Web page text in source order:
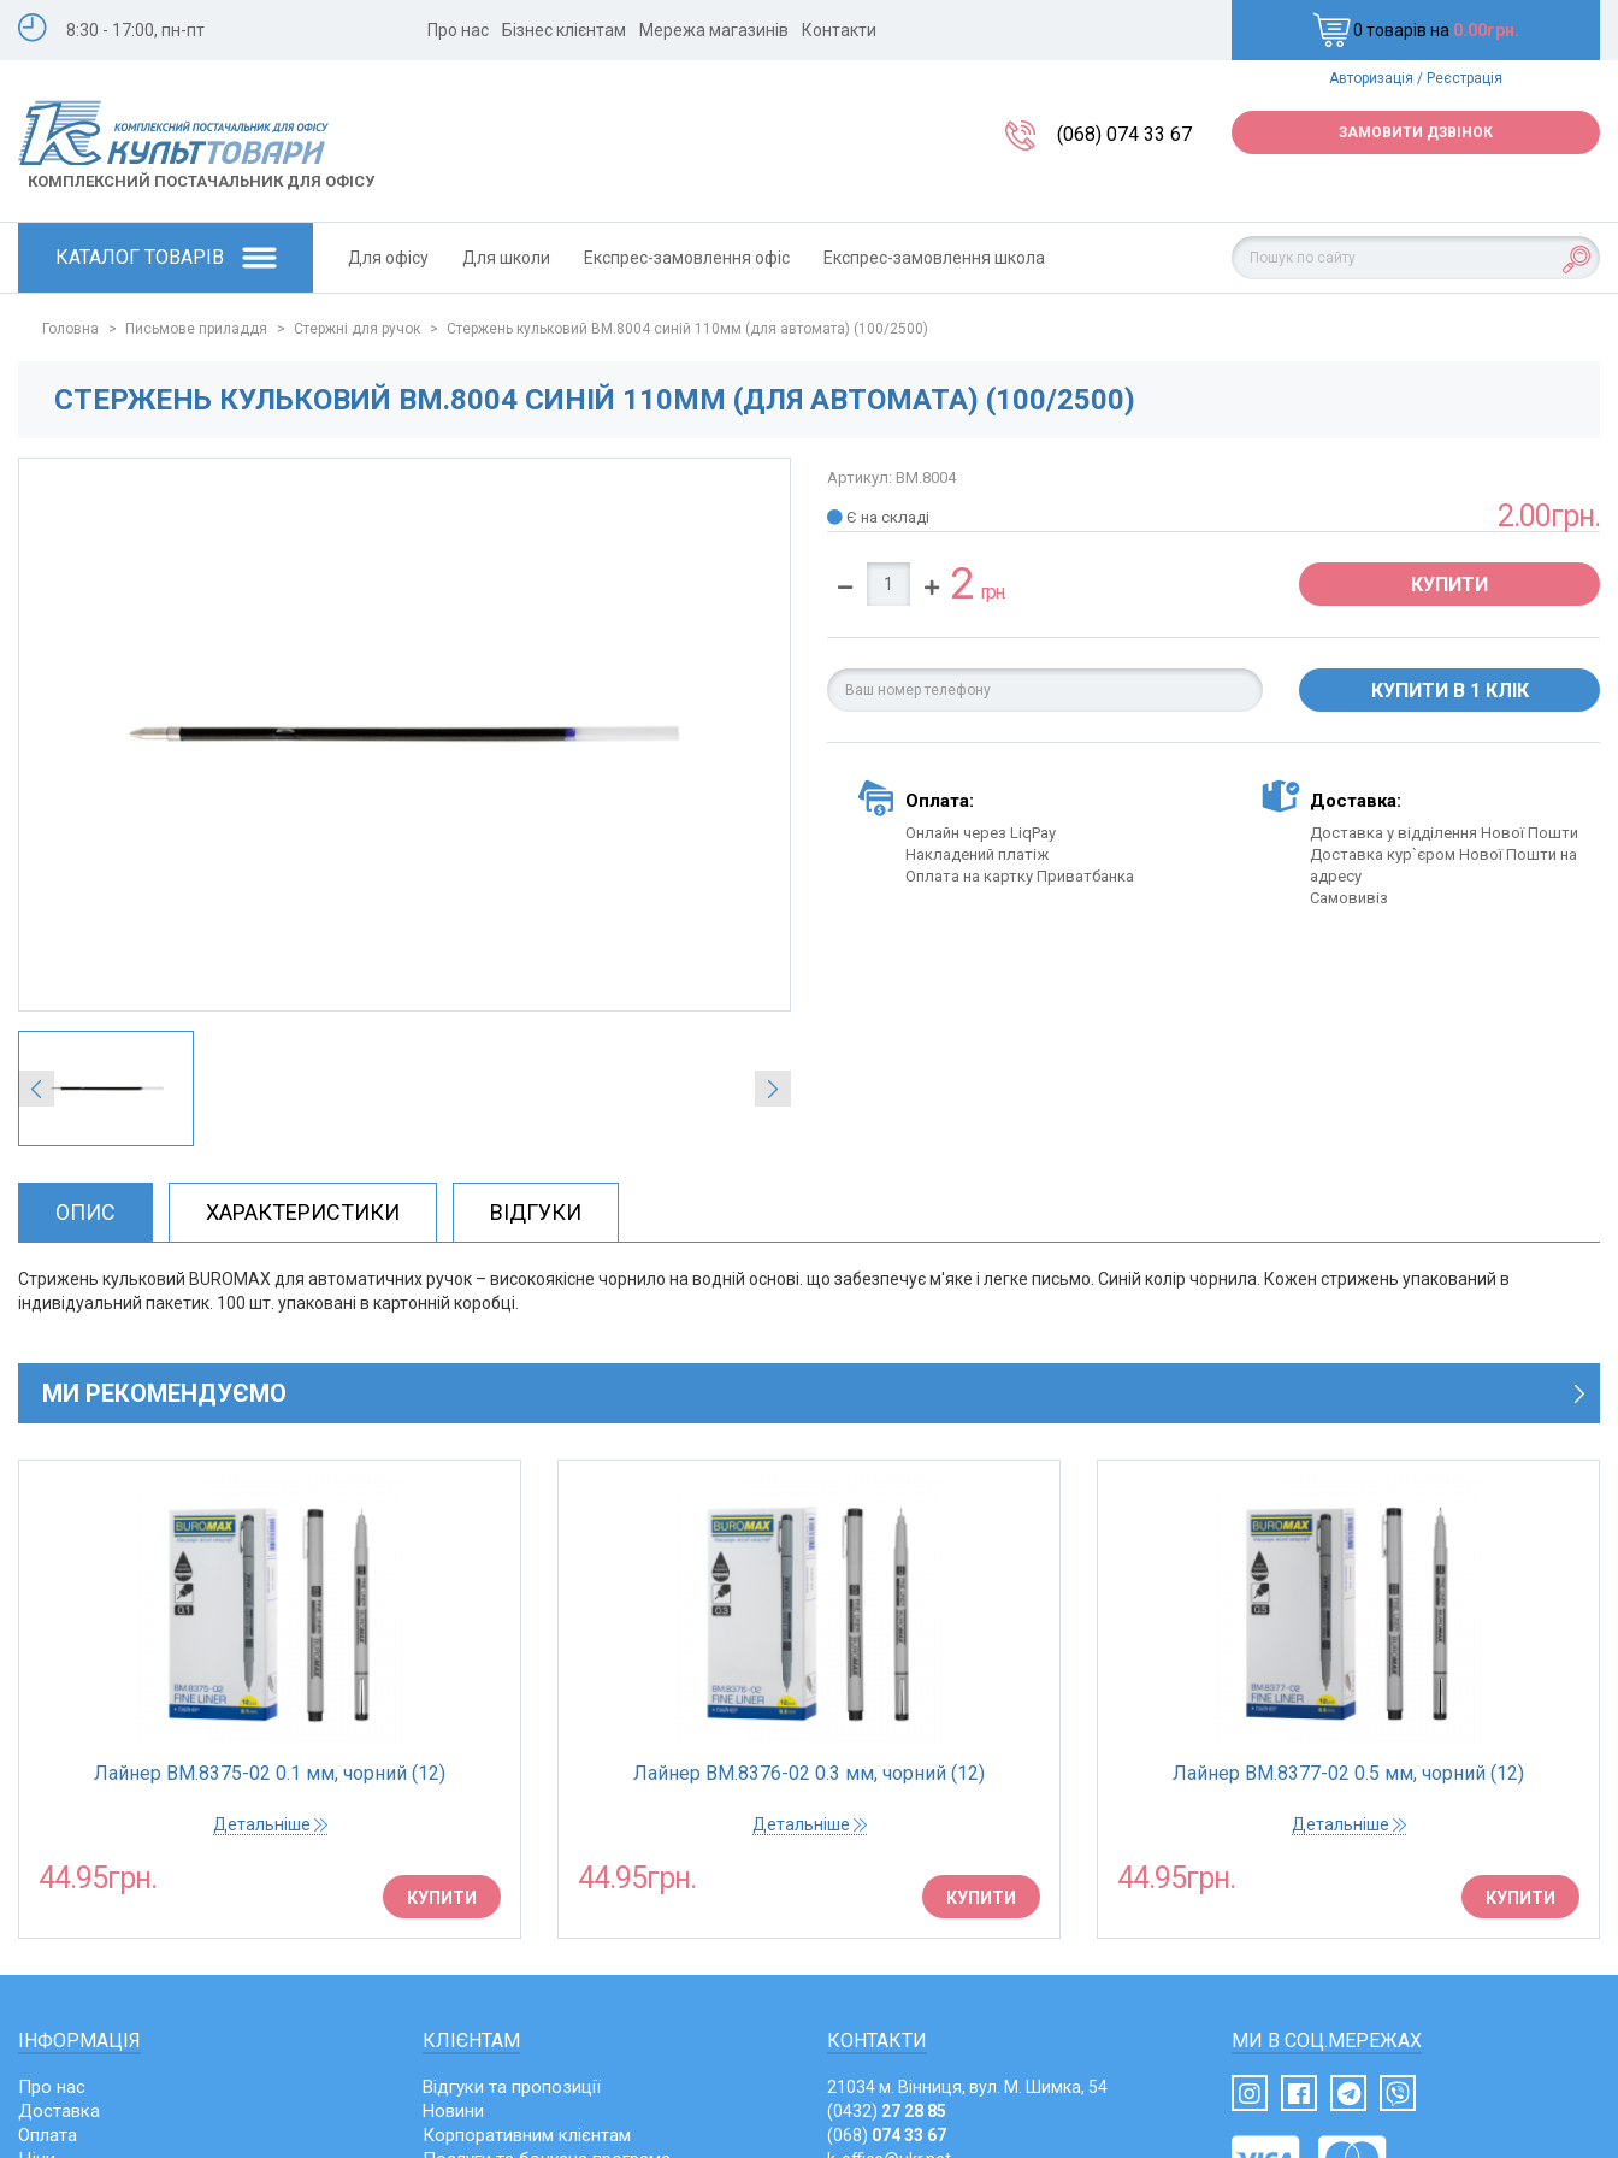
8:30 - 17:00, пн-пт Про нас Бізнес клієнтам Мережа магазинів Контакти 0 товарів на 0.00грн.
Авторизація / Реєстрація
КОМПЛЕКСНИЙ ПОСТАЧАЛЬНИК ДЛЯ ОФІСУ
(068) 074 33 67 ЗАМОВИТИ ДЗВІНОК
КАТАЛОГ ТОВАРІВ Для офісу Для школи Експрес-замовлення офіс Експрес-замовлення школа
Головна > Письмове приладдя > Стержні для ручок > Стержень кульковий BM.8004 синій 110мм (для автомата) (100/2500)
СТЕРЖЕНЬ КУЛЬКОВИЙ BM.8004 СИНІЙ 110ММ (ДЛЯ АВТОМАТА) (100/2500)
Артикул: BM.8004
Є на складі 2.00грн.
2 грн. КУПИТИ
Оплата:
Онлайн через LiqPay
Накладений платіж
Оплата на картку Приватбанка
Доставка:
Доставка у відділення Нової Пошти
Доставка кур`єром Нової Пошти на
адресу
Самовивіз
ОПИС ХАРАКТЕРИСТИКИ ВІДГУКИ
Стрижень кульковий BUROMAX для автоматичних ручок – високоякісне чорнило на водній основі. що забезпечує м'яке і легке письмо. Синій колір чорнила. Кожен стрижень упакований в
індивідуальний пакетик. 100 шт. упаковані в картонній коробці.
МИ РЕКОМЕНДУЄМО
Лайнер BM.8375-02 0.1 мм, чорний (12)
Детальніше
44.95грн.
КУПИТИ
Лайнер BM.8376-02 0.3 мм, чорний (12)
Детальніше
44.95грн.
КУПИТИ
Лайнер BM.8377-02 0.5 мм, чорний (12)
Детальніше
44.95грн.
КУПИТИ
ІНФОРМАЦІЯ
Про нас
Доставка
Оплата
КЛІЄНТАМ
Відгуки та пропозиції
Новини
Корпоративним клієнтам
КОНТАКТИ
21034 м. Вінниця, вул. М. Шимка, 54
(0432) 27 28 85
(068) 074 33 67
МИ В СОЦ.МЕРЕЖАХ